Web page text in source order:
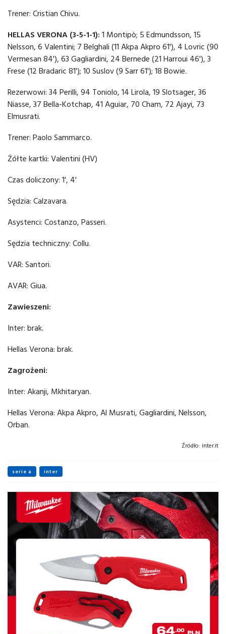
Trener: Cristian Chivu.
HELLAS VERONA (3-5-1-1): 1 Montipò; 5 Edmundsson, 15
Nelsson, 6 Valentini; 7 Belghali (11 Akpa Akpro 61'), 4 Lovric (90
Vermesan 84'), 63 Gagliardini, 24 Bernede (21 Harroui 46'), 3
Frese (12 Bradaric 81'); 10 Suslov (9 Sarr 61'); 18 Bowie.
Rezerwowi: 34 Perilli, 94 Toniolo, 14 Lirola, 19 Slotsager, 36
Niasse, 37 Bella-Kotchap, 41 Aguiar, 70 Cham, 72 Ajayi, 73
Elmusrati.
Trener: Paolo Sammarco.
Żółte kartki: Valentini (HV)
Czas doliczony: 1', 4'
Sędzia: Calzavara.
Asystenci: Costanzo, Passeri.
Sędzia techniczny: Collu.
VAR: Santori.
AVAR: Giua.
Zawieszeni:
Inter: brak.
Hellas Verona: brak.
Zagrożeni:
Inter: Akanji, Mkhitaryan.
Hellas Verona: Akpa Akpro, Al Musrati, Gagliardini, Nelsson,
Orban.
Źródło: inter.it
serie a inter